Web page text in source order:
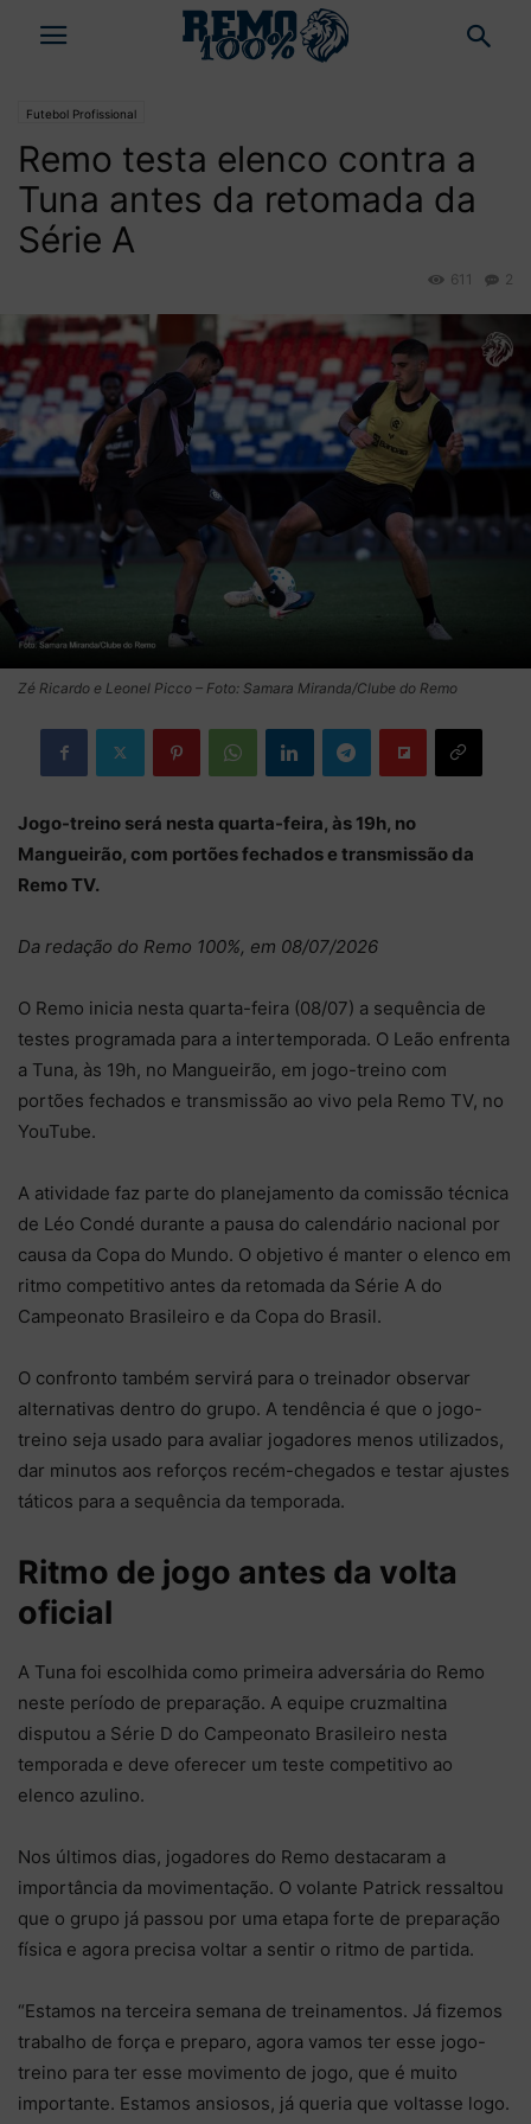
Futebol Profissional
Remo testa elenco contra a
Tuna antes da retomada da
Série A
2
611
Zé Ricardo e Leonel Picco – Foto: Samara Miranda/Clube do Remo
Jogo-treino será nesta quarta-feira, às 19h, no
Mangueirão, com portões fechados e transmissão da
Remo TV.
Da redação do Remo 100%, em 08/07/2026
O Remo inicia nesta quarta-feira (08/07) a sequência de
testes programada para a intertemporada. O Leão enfrenta
a Tuna, às 19h, no Mangueirão, em jogo-treino com
portões fechados e transmissão ao vivo pela Remo TV, no
YouTube.
A atividade faz parte do planejamento da comissão técnica
de Léo Condé durante a pausa do calendário nacional por
causa da Copa do Mundo. O objetivo é manter o elenco em
ritmo competitivo antes da retomada da Série A do
Campeonato Brasileiro e da Copa do Brasil.
O confronto também servirá para o treinador observar
alternativas dentro do grupo. A tendência é que o jogo-
treino seja usado para avaliar jogadores menos utilizados,
dar minutos aos reforços recém-chegados e testar ajustes
táticos para a sequência da temporada.
Ritmo de jogo antes da volta
oficial
A Tuna foi escolhida como primeira adversária do Remo
neste período de preparação. A equipe cruzmaltina
disputou a Série D do Campeonato Brasileiro nesta
temporada e deve oferecer um teste competitivo ao
elenco azulino.
Nos últimos dias, jogadores do Remo destacaram a
importância da movimentação. O volante Patrick ressaltou
que o grupo já passou por uma etapa forte de preparação
física e agora precisa voltar a sentir o ritmo de partida.
“Estamos na terceira semana de treinamentos. Já fizemos
trabalho de força e preparo, agora vamos ter esse jogo-
treino para ter esse movimento de jogo, que é muito
importante. Estamos ansiosos, já queria que voltasse logo.